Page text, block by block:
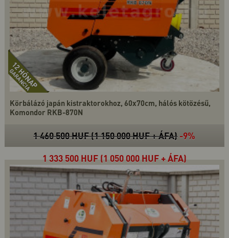
Körbálázó japán kistraktorokhoz, 60x70cm, hálós kötözésű,
Komondor RKB-870N
1 460 500 HUF (1 150 000 HUF + ÁFA)-9%
1 333 500 HUF (1 050 000 HUF + ÁFA)